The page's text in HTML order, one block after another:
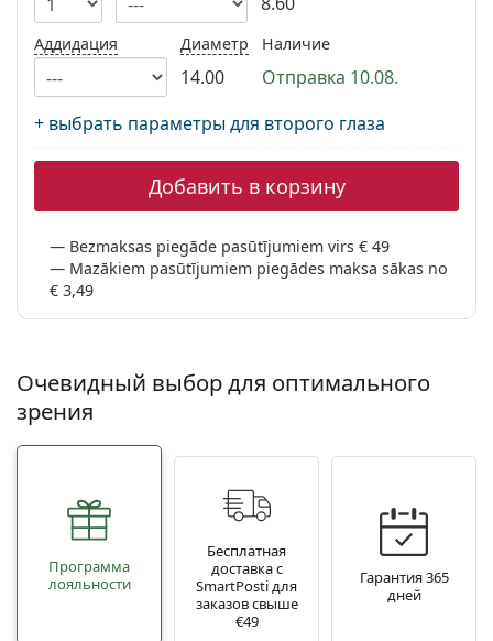
Persol
Prada
Все бренды
Аддидация Диаметр
14.00
Наличие
Отправка 10.08.
+ выбрать параметры для второго глаза
Добавить в корзину
Bezmaksas piegāde pasūtījumiem virs € 49
Mazākiem pasūtījumiem piegādes maksa sākas no
€ 3,49
Очевидный выбор для оптимального
зрения
Программа
лояльности
Бесплатная
доставка с
SmartPosti для
заказов свыше
€49
Гарантия 365
дней